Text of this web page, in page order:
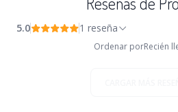
5.0 1 reseña
Ordenar porRecién